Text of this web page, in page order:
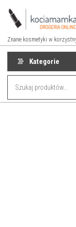
Przejdź
Znane kosmetyki w
Kategorie